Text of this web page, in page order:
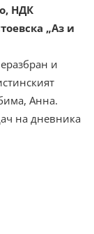
НДК
„Аз и
и
Анна.
на дневника